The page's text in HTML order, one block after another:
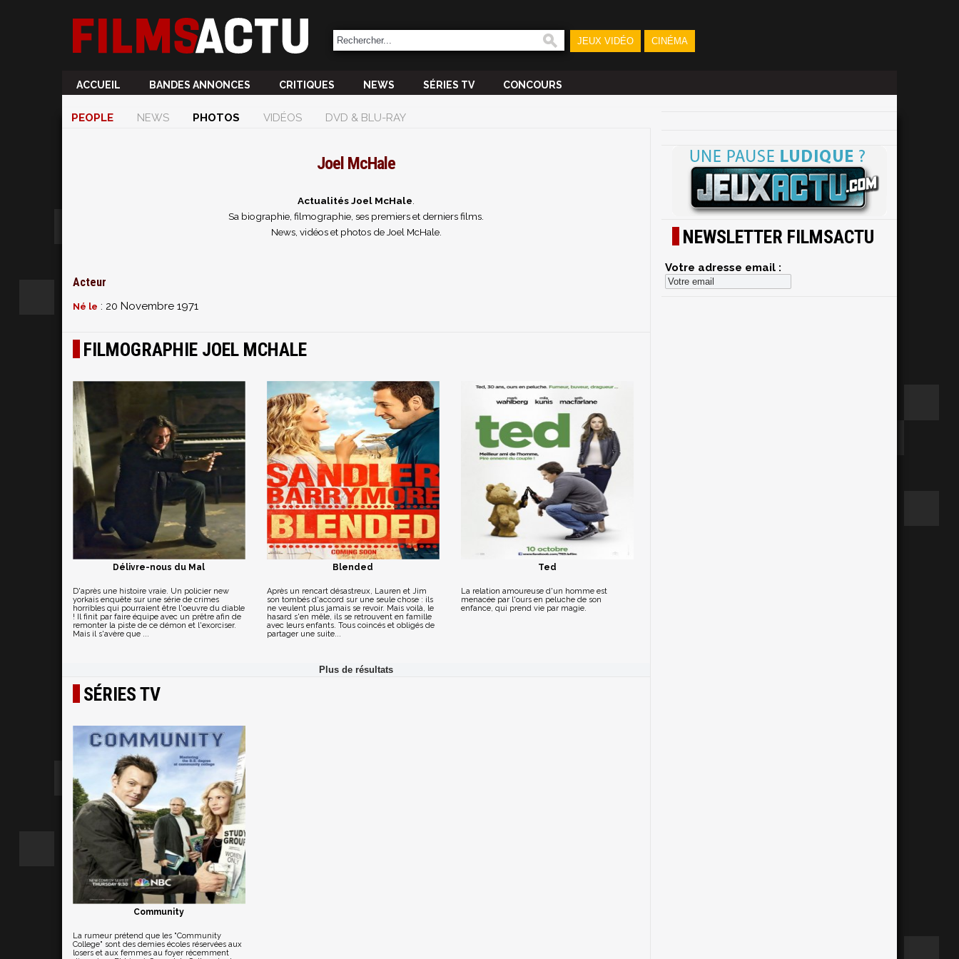
JEUX VIDÉO CINÉMA
ACCUEIL BANDES ANNONCES CRITIQUES NEWS SÉRIES TV CONCOURS
PEOPLE NEWS PHOTOS VIDÉOS DVD & BLU-RAY
Joel McHale
Actualités Joel McHale
Sa biographie, filmographie, ses premiers et derniers films.
News, vidéos et photos de Joel McHale.
Acteur
Né le : 20 Novembre 1971
FILMOGRAPHIE JOEL MCHALE
Délivre-nous du Mal
D'après une histoire vraie. Un policier new
yorkais enquête sur une série de crimes
horribles qui pourraient être l'oeuvre du diable
! Il finit par faire équipe avec un prêtre afin de
remonter la piste de ce démon et l'exorciser.
Mais il s'avère que ...
Blended
Après un rencart désastreux, Lauren et Jim
son tombés d'accord sur une seule chose : ils
ne veulent plus jamais se revoir. Mais voilà, le
hasard s'en mêle, ils se retrouvent en famille
avec leurs enfants. Tous coincés et obligés de
partager une suite...
Ted
La relation amoureuse d'un homme est
menacée par l'ours en peluche de son
enfance, qui prend vie par magie.
SÉRIES TV
Community
La rumeur prétend que les "Community
College" sont des demies écoles réservées aux
losers et aux femmes au foyer récemment
NEWSLETTER FILMSACTU
Votre adresse email :